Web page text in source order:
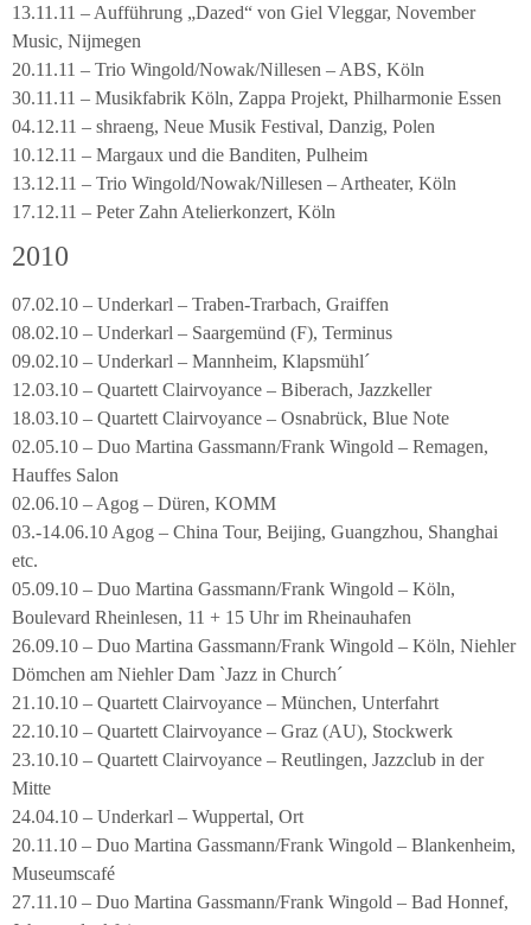
13.11.11 – Aufführung „Dazed“ von Giel Vleggar, November
Music, Nijmegen
20.11.11 – Trio Wingold/Nowak/Nillesen – ABS, Köln
30.11.11 – Musikfabrik Köln, Zappa Projekt, Philharmonie Essen
04.12.11 – shraeng, Neue Musik Festival, Danzig, Polen
10.12.11 – Margaux und die Banditen, Pulheim
13.12.11 – Trio Wingold/Nowak/Nillesen – Artheater, Köln
17.12.11 – Peter Zahn Atelierkonzert, Köln
2010
07.02.10 – Underkarl – Traben-Trarbach, Graiffen
08.02.10 – Underkarl – Saargemünd (F), Terminus
09.02.10 – Underkarl – Mannheim, Klapsmühl´
12.03.10 – Quartett Clairvoyance – Biberach, Jazzkeller
18.03.10 – Quartett Clairvoyance – Osnabrück, Blue Note
02.05.10 – Duo Martina Gassmann/Frank Wingold – Remagen,
Hauffes Salon
02.06.10 – Agog – Düren, KOMM
03.-14.06.10 Agog – China Tour, Beijing, Guangzhou, Shanghai
etc.
05.09.10 – Duo Martina Gassmann/Frank Wingold – Köln,
Boulevard Rheinlesen, 11 + 15 Uhr im Rheinauhafen
26.09.10 – Duo Martina Gassmann/Frank Wingold – Köln, Niehler
Dömchen am Niehler Dam `Jazz in Church´
21.10.10 – Quartett Clairvoyance – München, Unterfahrt
22.10.10 – Quartett Clairvoyance – Graz (AU), Stockwerk
23.10.10 – Quartett Clairvoyance – Reutlingen, Jazzclub in der
Mitte
24.04.10 – Underkarl – Wuppertal, Ort
20.11.10 – Duo Martina Gassmann/Frank Wingold – Blankenheim,
Museumscafé
27.11.10 – Duo Martina Gassmann/Frank Wingold – Bad Honnef,